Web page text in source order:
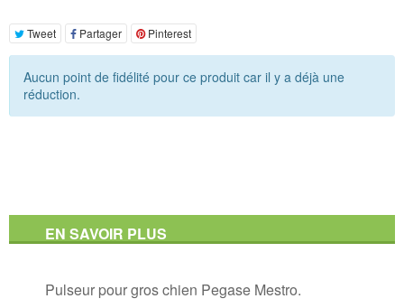
Tweet Partager Pinterest
Aucun point de fidélité pour ce produit car il y a déjà une
réduction.
EN SAVOIR PLUS
Pulseur pour gros chien Pegase Mestro.